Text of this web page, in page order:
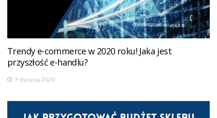
Trendy e-commerce w 2020 roku! Jaka jest
przyszłość e-handlu?
7 stycznia 2020